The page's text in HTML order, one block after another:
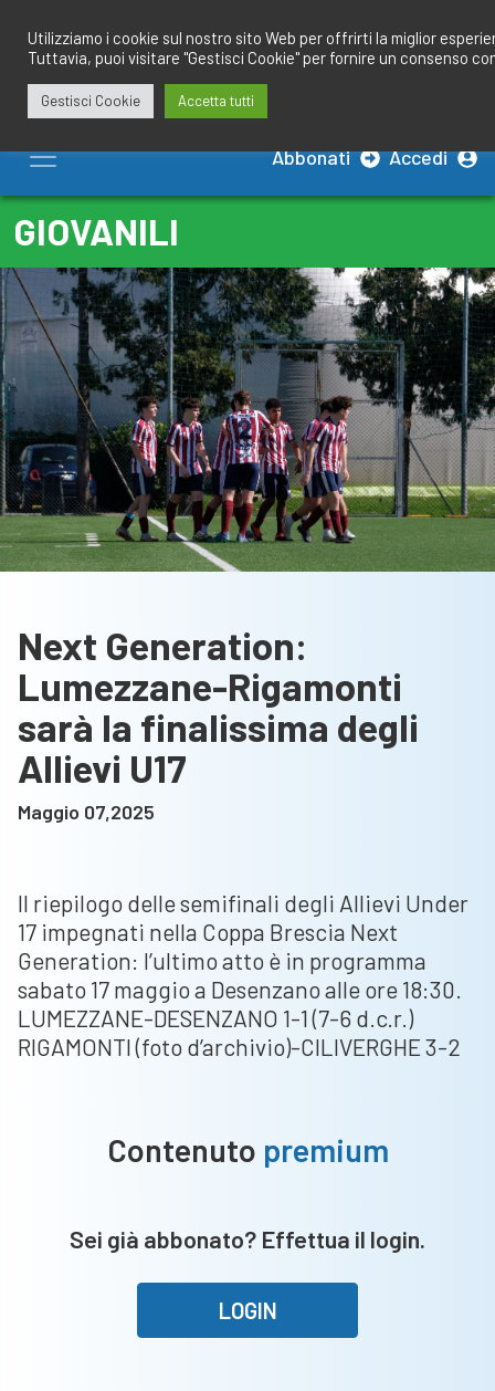
contenuto
Abbonati Accedi
GIOVANILI
Next Generation:
Lumezzane-Rigamonti
sarà la finalissima degli
Allievi U17
Maggio 07,2025
Il riepilogo delle semifinali degli Allievi Under
17 impegnati nella Coppa Brescia Next
Generation: l’ultimo atto è in programma
sabato 17 maggio a Desenzano alle ore 18:30.
LUMEZZANE-DESENZANO 1-1 (7-6 d.c.r.)
RIGAMONTI (foto d’archivio)-CILIVERGHE 3-2
Contenuto premium
Sei già abbonato? Effettua il login.
LOGIN
Utilizziamo i cookie sul nostro sito Web per offrirti la miglior
Tuttavia, puoi visitare "Gestisci Cookie" per fornire un consenso
Gestisci Cookie Accetta tutti